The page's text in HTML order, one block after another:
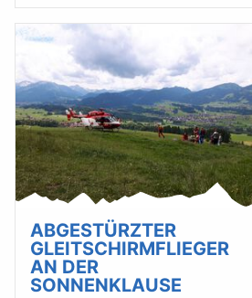
ABGESTÜRZTER
GLEITSCHIRMFLIEGER
AN DER
SONNENKLAUSE